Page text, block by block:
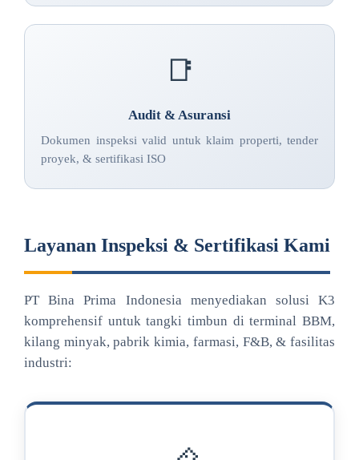
📑
Audit & Asuransi
Dokumen inspeksi valid untuk klaim properti, tender
proyek, & sertifikasi ISO
Layanan Inspeksi & Sertifikasi Kami
PT Bina Prima Indonesia menyediakan solusi K3
komprehensif untuk tangki timbun di terminal BBM,
kilang minyak, pabrik kimia, farmasi, F&B, & fasilitas
industri: